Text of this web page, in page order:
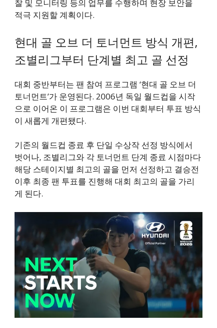
찰 및 모니터링 등의 업무를 수행하며 현장 보안을
적극 지원할 계획이다.
현대 골 오브 더 토너먼트 방식 개편,
조별리그부터 단계별 최고 골 선정
대회 중반부터는 팬 참여 프로그램 ‘현대 골 오브 더
토너먼트’가 운영된다. 2006년 독일 월드컵을 시작
으로 이어온 이 프로그램은 이번 대회부터 투표 방식
이 새롭게 개편됐다.
기존의 월드컵 종료 후 단일 수상작 선정 방식에서
벗어나, 조별리그와 각 토너먼트 단계 종료 시점마다
해당 스테이지별 최고의 골을 먼저 선정하고 결승전
이후 최종 팬 투표를 진행해 대회 최고의 골을 가리
게 된다.